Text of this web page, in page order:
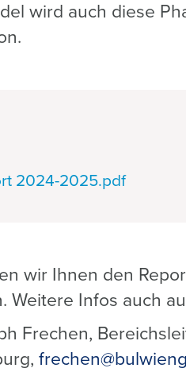
wird auch diese
2024-2025.pdf
wir Ihnen den
Weitere Infos auch
Frechen,